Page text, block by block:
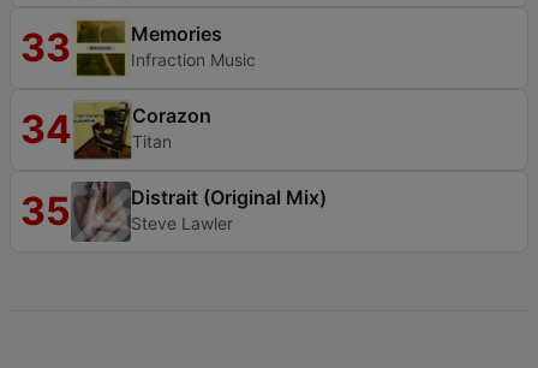
33 Memories
Infraction Music
34 Corazon
Titan
35 Distrait (Original Mix)
Steve Lawler